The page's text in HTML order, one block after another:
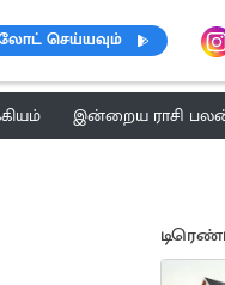
செய்யவும்
இன்றைய ராசி